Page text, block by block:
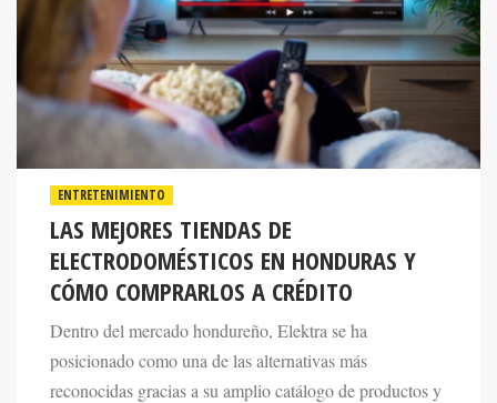
LAS MEJORES TIENDAS DE
ELECTRODOMÉSTICOS EN HONDURAS Y
CÓMO COMPRARLOS A CRÉDITO
Dentro del mercado hondureño, Elektra se ha
posicionado como una de las alternativas más
reconocidas gracias a su amplio catálogo de productos y
las facilidades de pago que ofrece.